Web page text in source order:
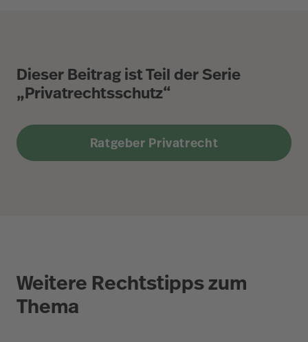
Dieser Beitrag ist Teil der Serie
„Privatrechtsschutz“
Ratgeber Privatrecht
Weitere Rechtstipps zum
Thema